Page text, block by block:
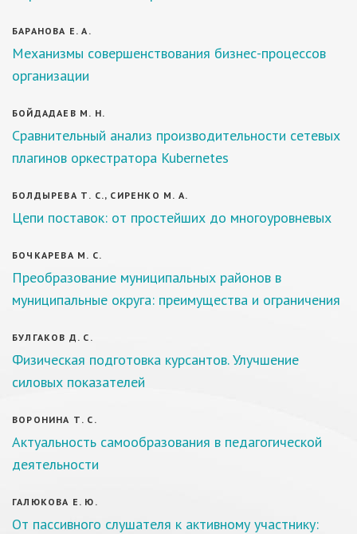
БАРАНОВА Е. А.
Механизмы совершенствования бизнес-процессов
организации
БОЙДАДАЕВ М. Н.
Сравнительный анализ производительности сетевых
плагинов оркестратора Kubernetes
БОЛДЫРЕВА Т. С., СИРЕНКО М. А.
Цепи поставок: от простейших до многоуровневых
БОЧКАРЕВА М. С.
Преобразование муниципальных районов в
муниципальные округа: преимущества и ограничения
БУЛГАКОВ Д. С.
Физическая подготовка курсантов. Улучшение
силовых показателей
ВОРОНИНА Т. С.
Актуальность самообразования в педагогической
деятельности
ГАЛЮКОВА Е. Ю.
От пассивного слушателя к активному участнику: